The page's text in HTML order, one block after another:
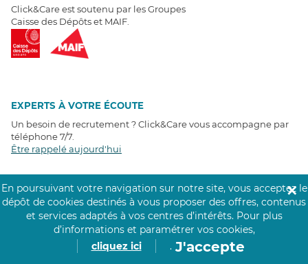
Click&Care est soutenu par les Groupes
Caisse des Dépôts et MAIF.
EXPERTS À VOTRE ÉCOUTE
Un besoin de recrutement ? Click&Care vous accompagne par
téléphone 7/7
Être rappelé aujourd'hui
T ÉMOIGNAGES CLIENTS
4,6/5
Avis clients récoltés sur
Google
En poursuivant votre navigation sur notre site, vous acceptez le
dépôt de cookies destinés à vous proposer des offres, contenus
et services adaptés à vos centres d’intérêts. Pour plus
d’informations et paramétrer vos cookies,
cliquez ici
. J'accepte
✕